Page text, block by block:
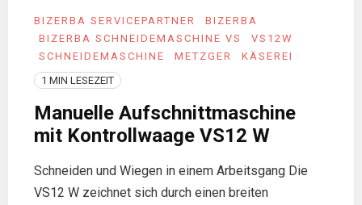
BIZERBA SERVICEPARTNER
BIZERBA
BIZERBA SCHNEIDEMASCHINE VS
VS12W
SCHNEIDEMASCHINE
METZGER
KÄSEREI
1 MIN LESEZEIT
Manuelle Aufschnittmaschine
mit Kontrollwaage VS12 W
Schneiden und Wiegen in einem Arbeitsgang Die
VS12 W zeichnet sich durch einen breiten